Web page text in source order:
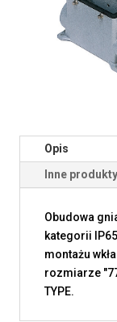
Opis
Inne produkty
Obudowa
kategorii
montażu
rozmiarze
TYPE.